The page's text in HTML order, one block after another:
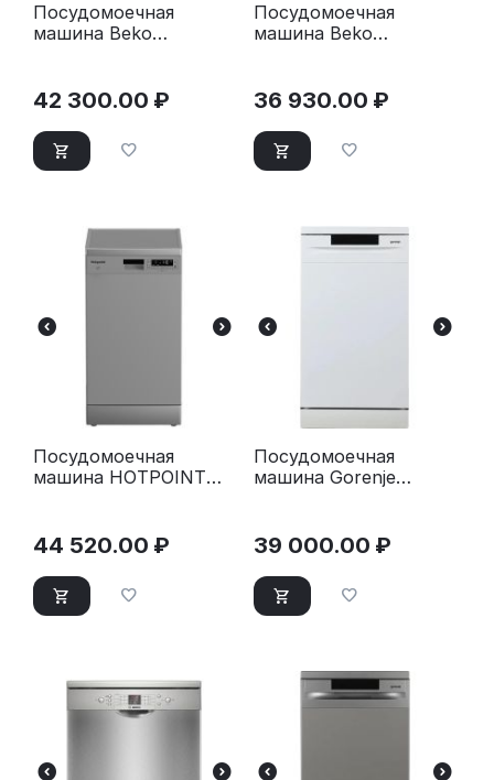
Посудомоечная
машина Beko
42 300.00 ₽
Посудомоечная
машина Beko
36 930.00 ₽
Посудомоечная
машина HOTPOINT
44 520.00 ₽
Посудомоечная
машина Gorenje
39 000.00 ₽